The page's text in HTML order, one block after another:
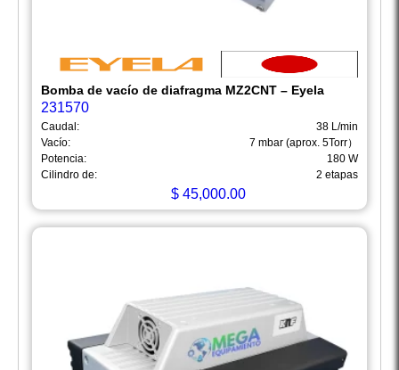
Bomba de vacío de diafragma MZ2CNT – Eyela
231570
Caudal:
38 L/min
Vacío:
7 mbar (aprox. 5Torr）
Potencia:
180 W
Cilindro de:
2 etapas
$ 45,000.00